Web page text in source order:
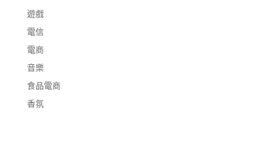
遊戲
電信
電商
音樂
食品電商
香氛